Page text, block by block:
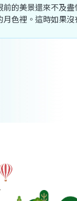
前的美景還來不及盡
月色裡 。 這時如果沒